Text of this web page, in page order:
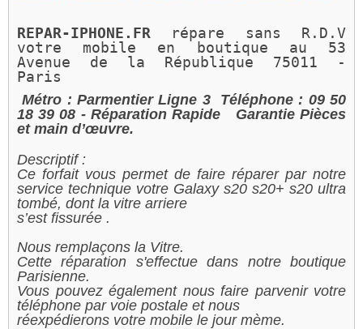
REPAR-IPHONE.FR
répare sans R.D.V
votre mobile en boutique au 53
Avenue de la République 75011 -
Paris
Métro : Parmentier Ligne 3
Téléphone : 09 50
18 39 08 - Réparation Rapide
Garantie Pièces
et main d’œuvre.
Descriptif :
Ce forfait vous permet de faire réparer par notre
service technique votre Galaxy s20 s20+ s20 ultra
tombé, dont la vitre arriere
s’est fissurée .
Nous remplaçons la Vitre.
Cette réparation s'effectue dans notre boutique
Parisienne.
Vous pouvez également nous faire parvenir votre
téléphone par voie postale et nous
réexpédierons votre mobile le jour mème.